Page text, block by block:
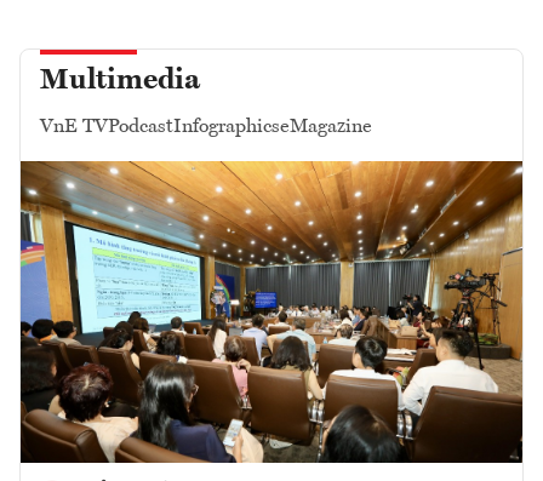
Multimedia
VnE TVPodcastInfographicseMagazine